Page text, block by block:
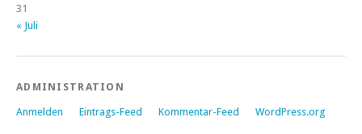
31
« Juli
ADMINISTRATION
Anmelden Eintrags-Feed Kommentar-Feed WordPress.org